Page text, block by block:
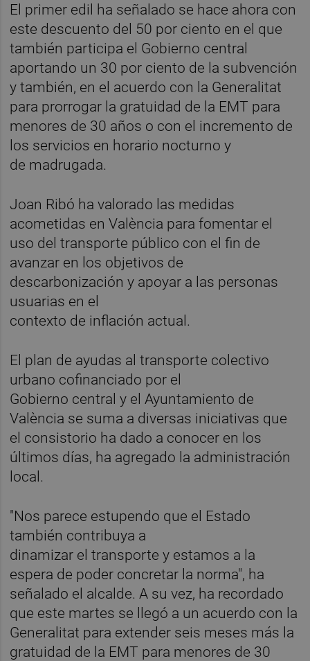
El primer edil ha señalado se hace ahora con
este descuento del 50 por ciento en el que
también participa el Gobierno central
aportando un 30 por ciento de la subvención
y también, en el acuerdo con la Generalitat
para prorrogar la gratuidad de la EMT para
menores de 30 años o con el incremento de
los servicios en horario nocturno y
de madrugada.
Joan Ribó ha valorado las medidas
acometidas en València para fomentar el
uso del transporte público con el fin de
avanzar en los objetivos de
descarbonización y apoyar a las personas
usuarias en el
contexto de inflación actual.
El plan de ayudas al transporte colectivo
urbano cofinanciado por el
Gobierno central y el Ayuntamiento de
València se suma a diversas iniciativas que
el consistorio ha dado a conocer en los
últimos días, ha agregado la administración
local.
"Nos parece estupendo que el Estado
también contribuya a
dinamizar el transporte y estamos a la
espera de poder concretar la norma", ha
señalado el alcalde. A su vez, ha recordado
que este martes se llegó a un acuerdo con la
Generalitat para extender seis meses más la
gratuidad de la EMT para menores de 30